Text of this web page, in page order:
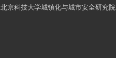
北京科技大学城镇化与城市安全研究院